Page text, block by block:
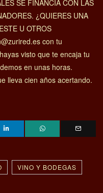
SE FINANCIA CON LAS
¿QUIERES UNA
U OTROS
con tu
visto que te encaja tu
en unas horas.
lleva cien años acertando.
VINO Y BODEGAS